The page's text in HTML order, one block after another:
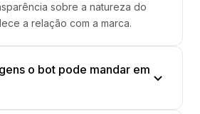
sobre a natureza do
a relação com a marca.
o bot pode mandar em